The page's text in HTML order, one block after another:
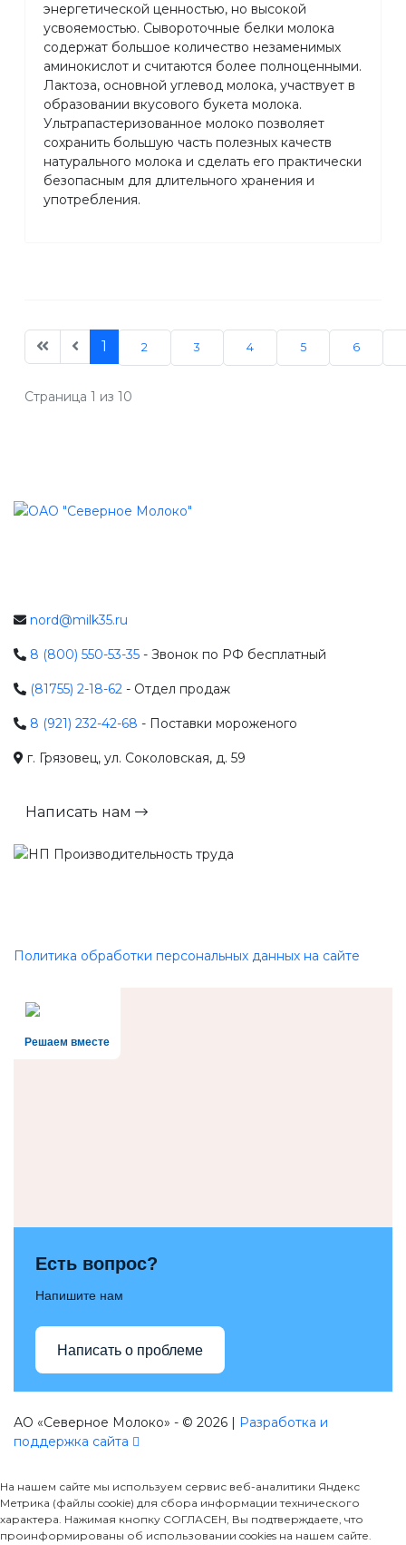
энергетической ценностью, но высокой
усвояемостью. Сывороточные белки молока
содержат большое количество незаменимых
аминокислот и считаются более полноценными.
Лактоза, основной углевод молока, участвует в
образовании вкусового букета молока.
Ультрапастеризованное молоко позволяет
сохранить большую часть полезных качеств
натурального молока и сделать его практически
безопасным для длительного хранения и
употребления.
1 2 3 4 5 6
Страница 1 из 10
nord@milk35.ru
8 (800) 550-53-35 - Звонок по РФ бесплатный
(81755) 2-18-62 - Отдел продаж
8 (921) 232-42-68 - Поставки мороженого
г. Грязовец, ул. Соколовская, д. 59
Написать нам
Политика обработки персональных данных на сайте
Решаем вместе
Есть вопрос?
Напишите нам
Написать о проблеме
АО «Северное Молоко» - © 2026 | Разработка и
поддержка сайта
На нашем сайте мы используем сервис веб-аналитики Яндекс
Метрика (файлы cookie) для сбора информации технического
характера. Нажимая кнопку СОГЛАСЕН, Вы подтверждаете, что
проинформированы об использовании cookies на нашем сайте.